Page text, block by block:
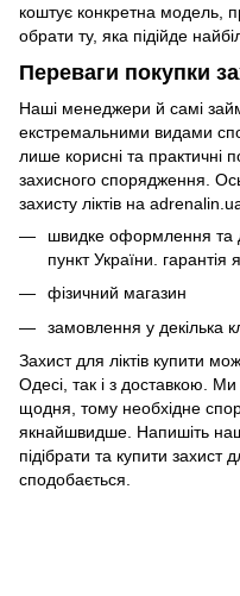
коштує конкретна модель,
обрати ту, яка підійде
Переваги покупки
Наші менеджери й самі
екстремальними видами
лише корисні та практичні
захисного спорядження.
захисту ліктів на
швидке оформлення та
пункт України. гарантія
фізичний магазин
замовлення у декілька
Захист для ліктів купити
Одесі, так і з доставкою.
щодня, тому необхідне
якнайшвидше. Напишіть
підібрати та купити захист
сподобається.